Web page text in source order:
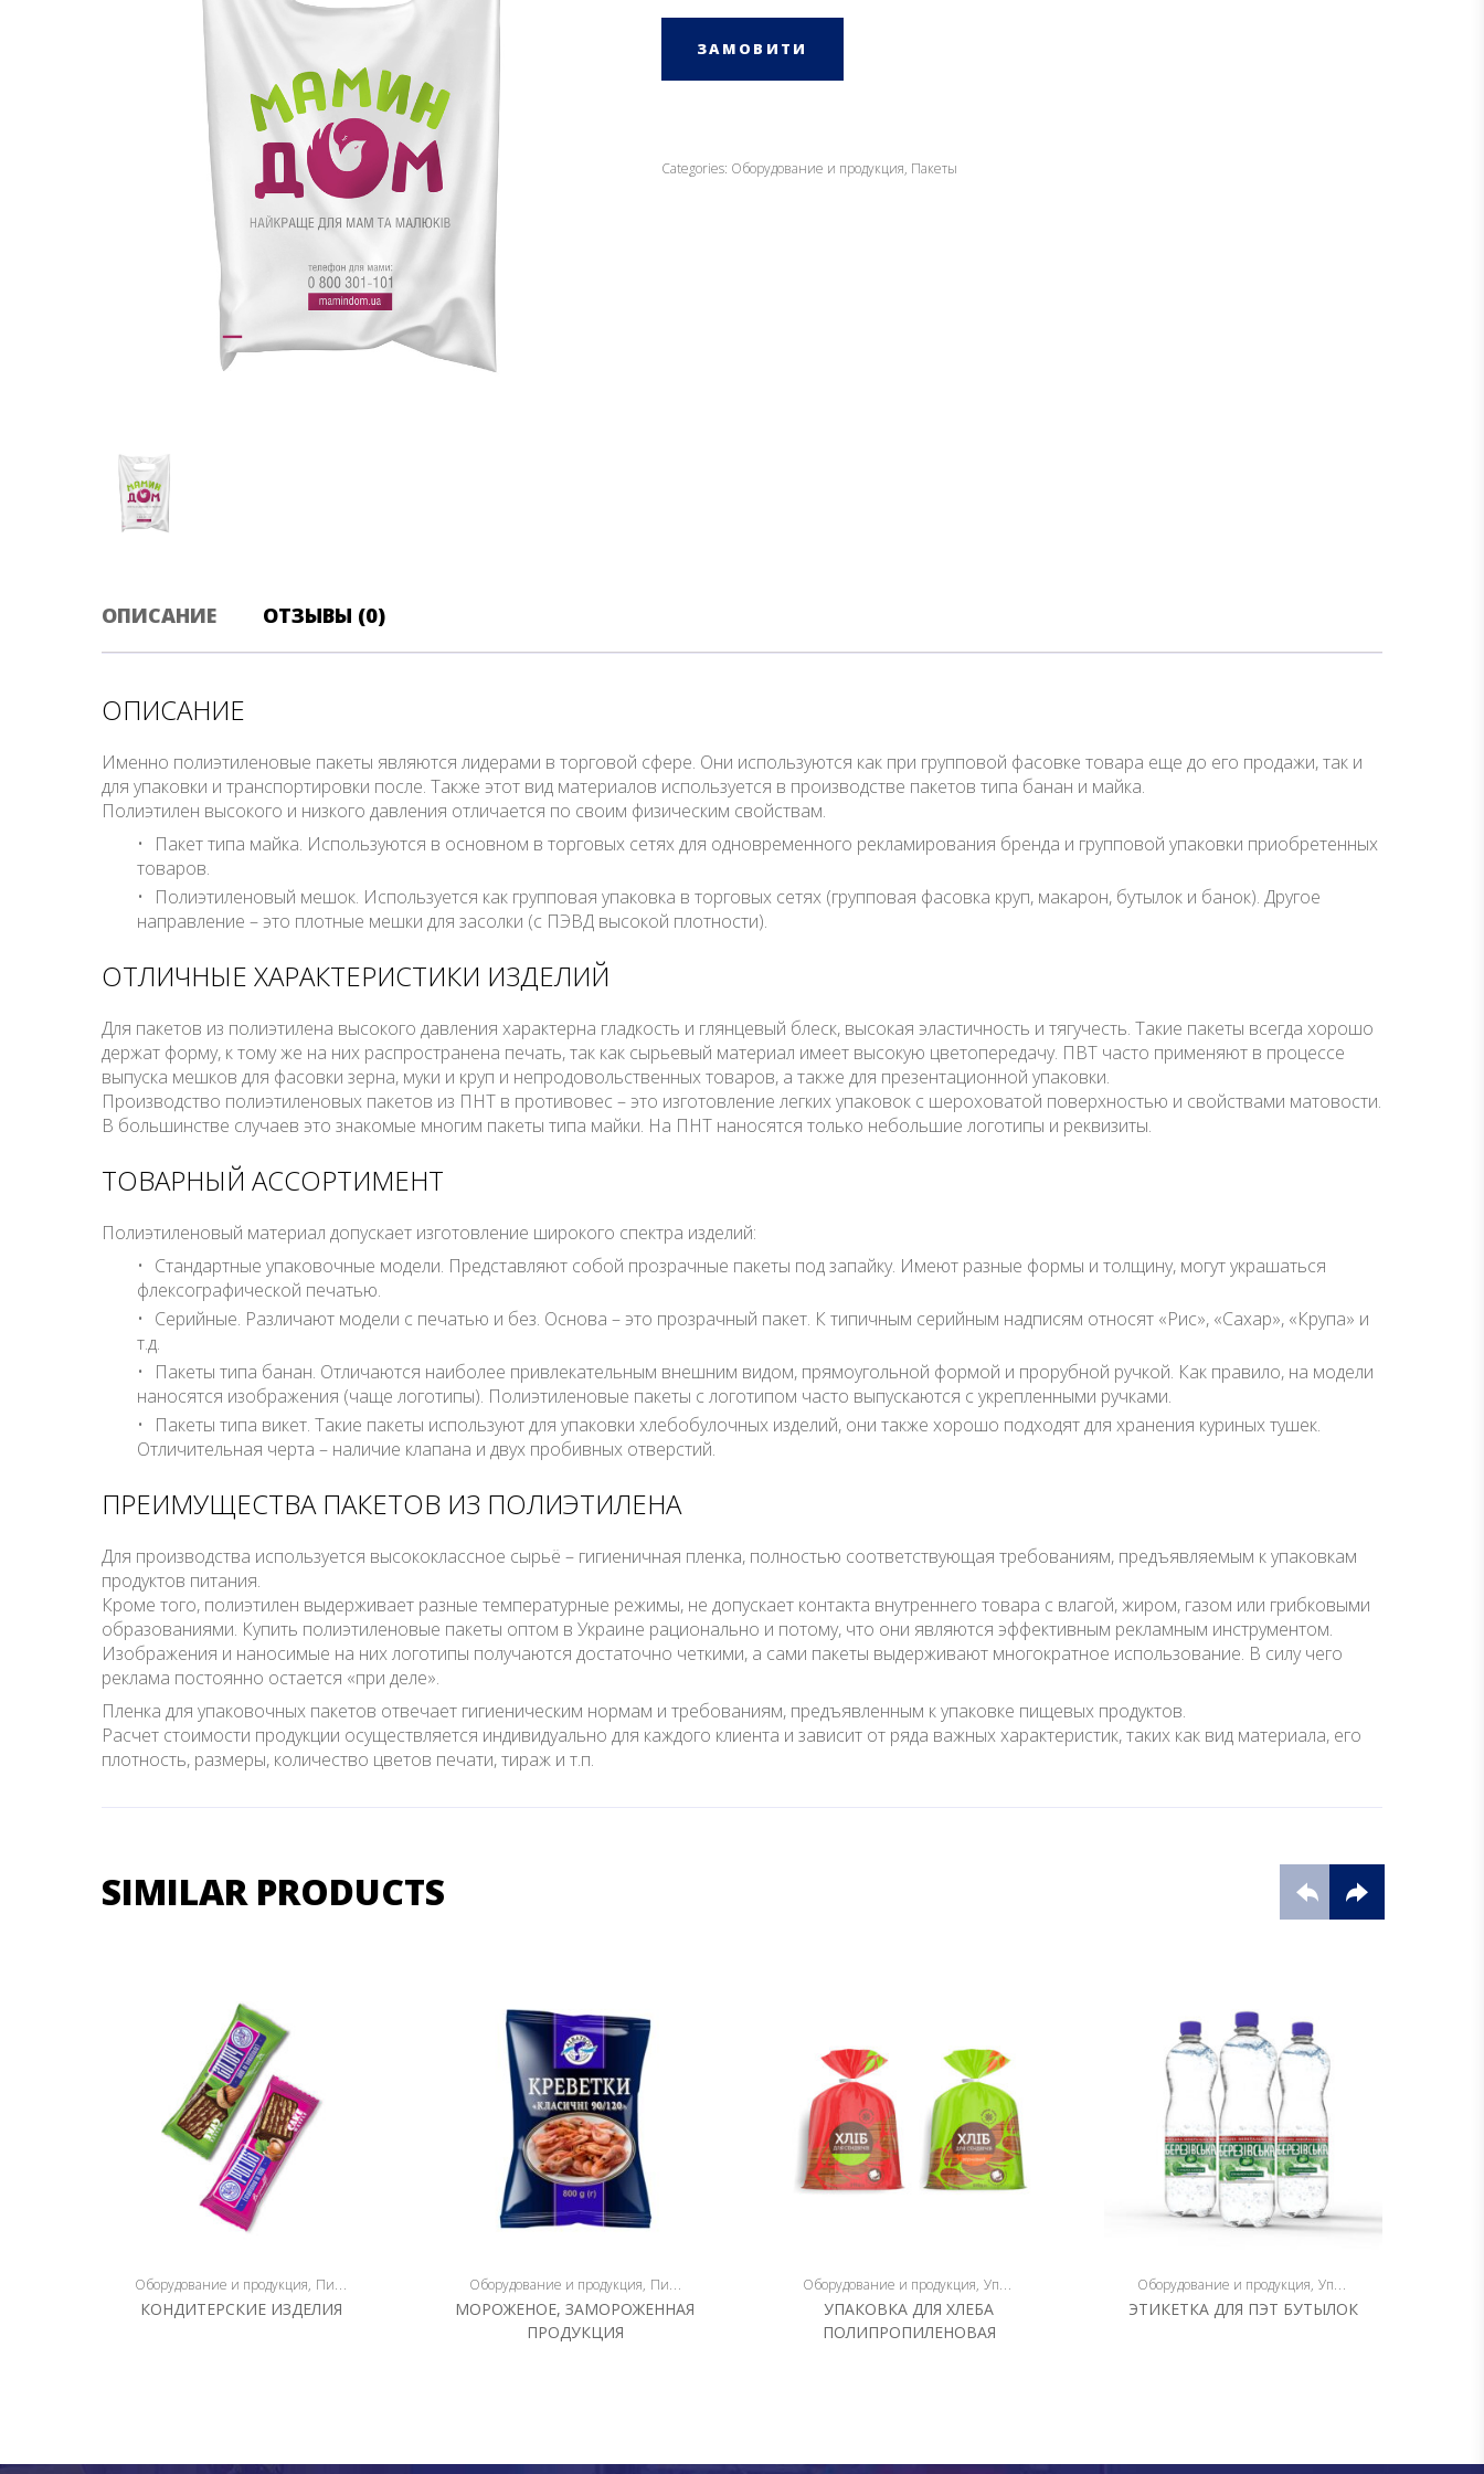
ЗАМОВИТИ
Categories: Оборудование и продукция, Пакеты
ОПИСАНИЕ ОТЗЫВЫ (0)
ОПИСАНИЕ
Именно полиэтиленовые пакеты являются лидерами в торговой сфере. Они используются как при групповой фасовке товара еще до его продажи, так и
для упаковки и транспортировки после. Также этот вид материалов используется в производстве пакетов типа банан и майка.
Полиэтилен высокого и низкого давления отличается по своим физическим свойствам.
Пакет типа майка. Используются в основном в торговых сетях для одновременного рекламирования бренда и групповой упаковки приобретенных
товаров.
Полиэтиленовый мешок. Используется как групповая упаковка в торговых сетях (групповая фасовка круп, макарон, бутылок и банок). Другое
направление – это плотные мешки для засолки (с ПЭВД высокой плотности).
ОТЛИЧНЫЕ ХАРАКТЕРИСТИКИ ИЗДЕЛИЙ
Для пакетов из полиэтилена высокого давления характерна гладкость и глянцевый блеск, высокая эластичность и тягучесть. Такие пакеты всегда хорошо
держат форму, к тому же на них распространена печать, так как сырьевый материал имеет высокую цветопередачу. ПВТ часто применяют в процессе
выпуска мешков для фасовки зерна, муки и круп и непродовольственных товаров, а также для презентационной упаковки.
Производство полиэтиленовых пакетов из ПНТ в противовес – это изготовление легких упаковок с шероховатой поверхностью и свойствами матовости.
В большинстве случаев это знакомые многим пакеты типа майки. На ПНТ наносятся только небольшие логотипы и реквизиты.
ТОВАРНЫЙ АССОРТИМЕНТ
Полиэтиленовый материал допускает изготовление широкого спектра изделий:
Стандартные упаковочные модели. Представляют собой прозрачные пакеты под запайку. Имеют разные формы и толщину, могут украшаться
флексографической печатью.
Серийные. Различают модели с печатью и без. Основа – это прозрачный пакет. К типичным серийным надписям относят «Рис», «Сахар», «Крупа» и
т.д.
Пакеты типа банан. Отличаются наиболее привлекательным внешним видом, прямоугольной формой и прорубной ручкой. Как правило, на модели
наносятся изображения (чаще логотипы). Полиэтиленовые пакеты с логотипом часто выпускаются с укрепленными ручками.
Пакеты типа викет. Такие пакеты используют для упаковки хлебобулочных изделий, они также хорошо подходят для хранения куриных тушек.
Отличительная черта – наличие клапана и двух пробивных отверстий.
ПРЕИМУЩЕСТВА ПАКЕТОВ ИЗ ПОЛИЭТИЛЕНА
Для производства используется высококлассное сырьё – гигиеничная пленка, полностью соответствующая требованиям, предъявляемым к упаковкам
продуктов питания.
Кроме того, полиэтилен выдерживает разные температурные режимы, не допускает контакта внутреннего товара с влагой, жиром, газом или грибковыми
образованиями. Купить полиэтиленовые пакеты оптом в Украине рационально и потому, что они являются эффективным рекламным инструментом.
Изображения и наносимые на них логотипы получаются достаточно четкими, а сами пакеты выдерживают многократное использование. В силу чего
реклама постоянно остается «при деле».
Пленка для упаковочных пакетов отвечает гигиеническим нормам и требованиям, предъявленным к упаковке пищевых продуктов.
Расчет стоимости продукции осуществляется индивидуально для каждого клиента и зависит от ряда важных характеристик, таких как вид материала, его
плотность, размеры, количество цветов печати, тираж и т.п.
SIMILAR PRODUCTS
Оборудование и продукция Пищевая упаковка Упаковка
КОНДИТЕРСКИЕ ИЗДЕЛИЯ
Оборудование и продукция Пищевая упаковка Упаковка
МОРОЖЕНОЕ, ЗАМОРОЖЕННАЯ
ПРОДУКЦИЯ
Оборудование и продукция Упаковка
УПАКОВКА ДЛЯ ХЛЕБА
ПОЛИПРОПИЛЕНОВАЯ
Оборудование и продукция Упаковка
ЭТИКЕТКА ДЛЯ ПЭТ БУТЫЛОК